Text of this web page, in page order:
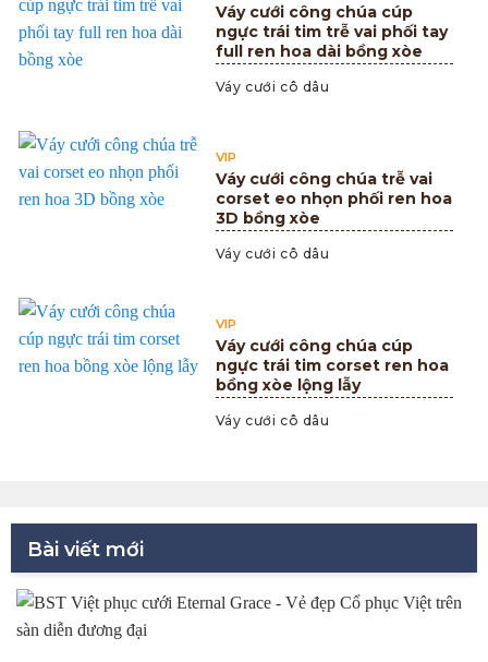
Váy cưới công chúa cúp
ngực trái tim trễ vai phối tay
full ren hoa dài bồng xòe
Váy cưới cô dâu
VIP
Váy cưới công chúa trễ vai
corset eo nhọn phối ren hoa
3D bồng xòe
Váy cưới cô dâu
VIP
Váy cưới công chúa cúp
ngực trái tim corset ren hoa
bồng xòe lộng lẫy
Váy cưới cô dâu
Bài viết mới